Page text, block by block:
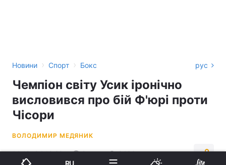
Новини › Спорт › Бокс рус
Чемпіон світу Усик іронічно
висловився про бій Ф'юрі проти
Чісори
ВОЛОДИМИР МЕДЯНИК
14:19, 04.12.22 2 хв.
2466